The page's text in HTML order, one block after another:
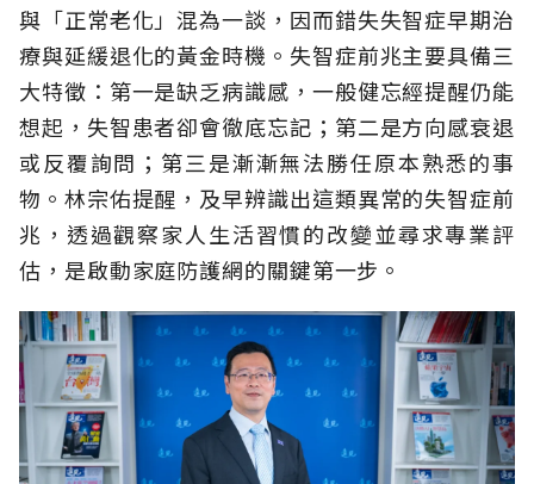
與「正常老化」混為一談，因而錯失失智症早期治
療與延緩退化的黃金時機。失智症前兆主要具備三
大特徵：第一是缺乏病識感，一般健忘經提醒仍能
想起，失智患者卻會徹底忘記；第二是方向感衰退
或反覆詢問；第三是漸漸無法勝任原本熟悉的事
物。林宗佑提醒，及早辨識出這類異常的失智症前
兆，透過觀察家人生活習慣的改變並尋求專業評
估，是啟動家庭防護網的關鍵第一步。